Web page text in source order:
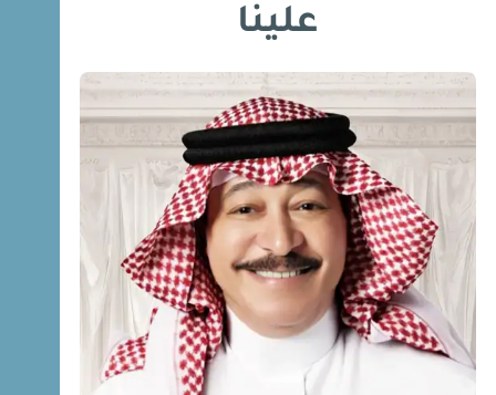
علينا